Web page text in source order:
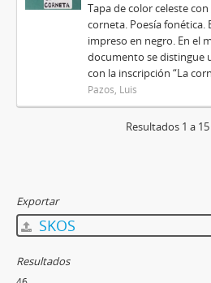
Tapa de color celeste
corneta. Poesía fonética.
impreso en negro. En el
documento se distingue
con la inscripción “La
Pazos, Luis
Resultados 1 a
Exportar
SKOS
Resultados